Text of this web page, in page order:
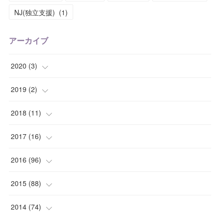
NJ(独立支援) (1)
アーカイブ
2020 (3)
(1
( 1)
(1)
2019 (2)
( 1)
(1)
2018 (11)
(2)
(1)
(1)
(1)
2017 (16)
(1)
(2)
(1)
2016 (96)
(2)
(5)
2015 (88)
(4)
2014 (74)